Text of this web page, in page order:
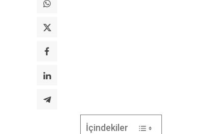
İçindekiler